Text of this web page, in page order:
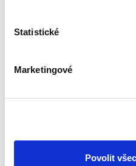
Statistické
Marketingové
Povolit
470,00 Kč
Publikace podrobně
zmeškání jako klasický
podmínky jeho vydání,